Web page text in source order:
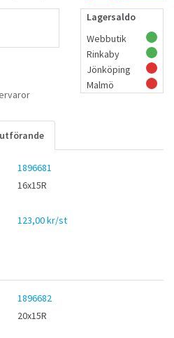
Lagersaldo
Webbutik
Rinkaby
Jönköping
Malmö
1896681
16x15R
123,00 kr/st
1896682
20x15R